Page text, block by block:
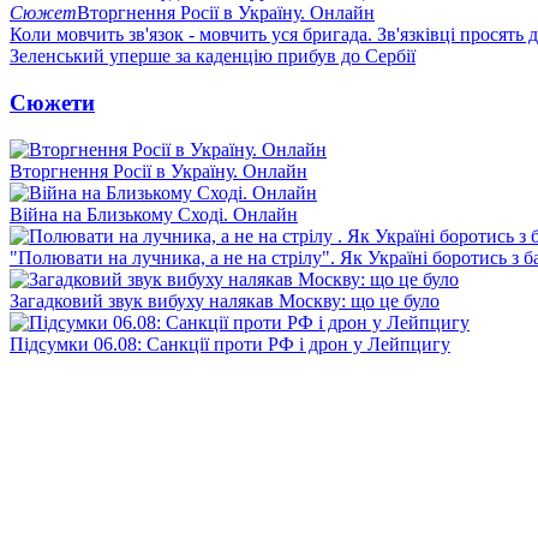
СюжетВторгнення Росії в Україну. Онлайн
Коли мовчить зв'язок - мовчить уся бригада. Зв'язківці просять
Зеленський уперше за каденцію прибув до Сербії
Сюжети
Вторгнення Росії в Україну. Онлайн
Війна на Близькому Сході. Онлайн
"Полювати на лучника, а не на стрілу". Як Україні боротись з
Загадковий звук вибуху налякав Москву: що це було
Підсумки 06.08: Санкції проти РФ і дрон у Лейпцигу